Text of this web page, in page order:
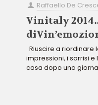
Raffaello De
Vinitaly
Riuscire a riordinare
impressioni, i sorrisi
casa dopo una